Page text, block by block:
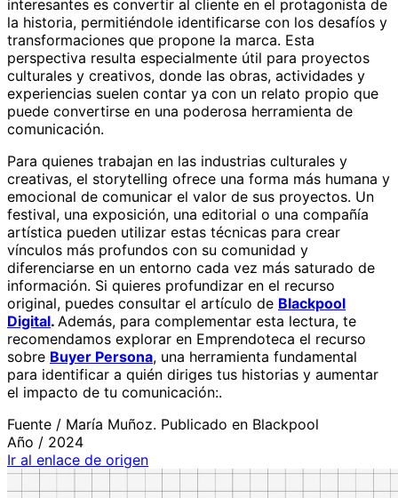
interesantes es convertir al cliente en el protagonista de
la historia, permitiéndole identificarse con los desafíos y
transformaciones que propone la marca. Esta
perspectiva resulta especialmente útil para proyectos
culturales y creativos, donde las obras, actividades y
experiencias suelen contar ya con un relato propio que
puede convertirse en una poderosa herramienta de
comunicación.
Para quienes trabajan en las industrias culturales y
creativas, el storytelling ofrece una forma más humana y
emocional de comunicar el valor de sus proyectos. Un
festival, una exposición, una editorial o una compañía
artística pueden utilizar estas técnicas para crear
vínculos más profundos con su comunidad y
diferenciarse en un entorno cada vez más saturado de
información. Si quieres profundizar en el recurso
original, puedes consultar el artículo de Blackpool
Digital. Además, para complementar esta lectura, te
recomendamos explorar en Emprendoteca el recurso
sobre Buyer Persona, una herramienta fundamental
para identificar a quién diriges tus historias y aumentar
el impacto de tu comunicación:.
Fuente / María Muñoz. Publicado en Blackpool
Año / 2024
Ir al enlace de origen